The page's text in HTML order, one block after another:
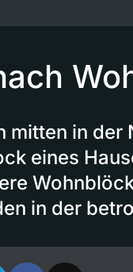
mitten in der
eines
in der